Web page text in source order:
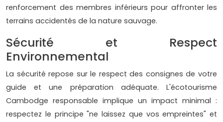
renforcement des membres inférieurs pour affronter les
terrains accidentés de la nature sauvage.
Sécurité et Respect
Environnemental
La sécurité repose sur le respect des consignes de votre
guide et une préparation adéquate. L'écotourisme
Cambodge responsable implique un impact minimal :
respectez le principe "ne laissez que vos empreintes" et